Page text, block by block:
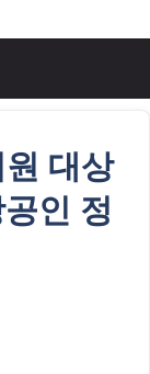
대상
인 정